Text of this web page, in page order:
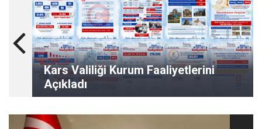
Kars Valiliği Kurum Faaliyetlerini
Açıkladı